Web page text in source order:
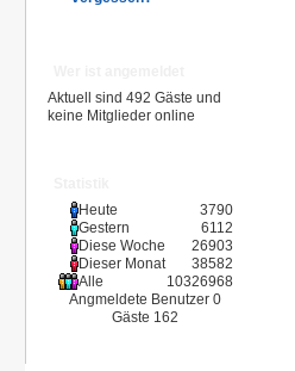
Aktuell sind 492 Gäste und
keine Mitglieder online
Heute
3790
Gestern
6112
Diese Woche
26903
Dieser Monat
38582
Alle
10326968
Angmeldete Benutzer 0
Gäste 162